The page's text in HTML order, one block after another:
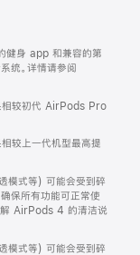
健身 app 和兼容的第
统。详情请参阅
相较初代 AirPods Pro
较上一代机型最高提
模式等) 可能会受到碎
确保所有功能可正常使
解 AirPods 4 的清洁说
模式等) 可能会受到碎